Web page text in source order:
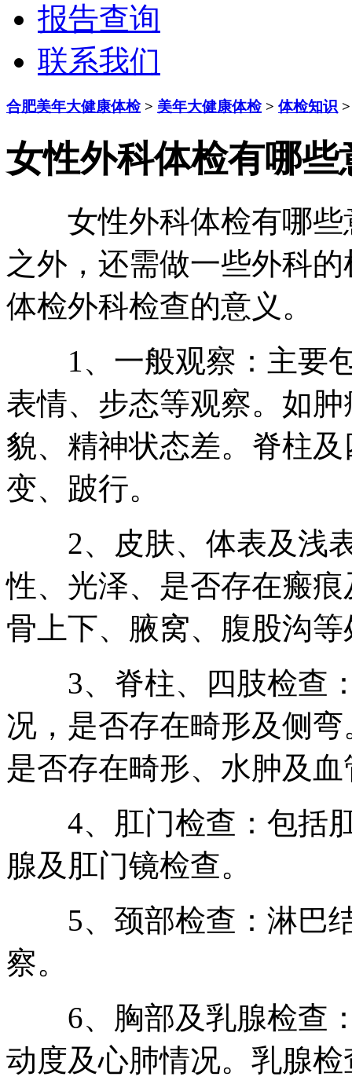
报告查询
联系我们
合肥美年大健康体检> 美年大健康体检> 体检知识 >
女性外科体检有哪些
女性外科体检有哪些
之外，还需做一些外科
体检外科检查的意义。
1、一般观察：主要包
表情、步态等观察。如
貌、精神状态差。脊柱
变、跛行。
2、皮肤、体表及浅表
性、光泽、是否存在瘢
骨上下、腋窝、腹股沟
3、脊柱、四肢检查：
况，是否存在畸形及侧
是否存在畸形、水肿及
4、肛门检查：包括肛
腺及肛门镜检查。
5、颈部检查：淋巴结
察。
6、胸部及乳腺检查：
动度及心肺情况。乳腺